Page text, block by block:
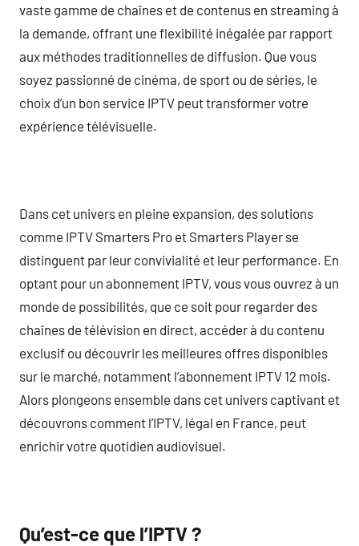
vaste gamme de chaînes et de contenus en streaming à
la demande, offrant une flexibilité inégalée par rapport
aux méthodes traditionnelles de diffusion. Que vous
soyez passionné de cinéma, de sport ou de séries, le
choix d’un bon service IPTV peut transformer votre
expérience télévisuelle.
Dans cet univers en pleine expansion, des solutions
comme IPTV Smarters Pro et Smarters Player se
distinguent par leur convivialité et leur performance. En
optant pour un abonnement IPTV, vous vous ouvrez à un
monde de possibilités, que ce soit pour regarder des
chaînes de télévision en direct, accéder à du contenu
exclusif ou découvrir les meilleures offres disponibles
sur le marché, notamment l’abonnement IPTV 12 mois.
Alors plongeons ensemble dans cet univers captivant et
découvrons comment l’IPTV, légal en France, peut
enrichir votre quotidien audiovisuel.
Qu’est-ce que l’IPTV ?